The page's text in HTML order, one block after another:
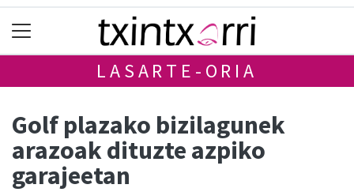
LASARTE-ORIA
Golf plazako bizilagunek
arazoak dituzte azpiko
garajeetan